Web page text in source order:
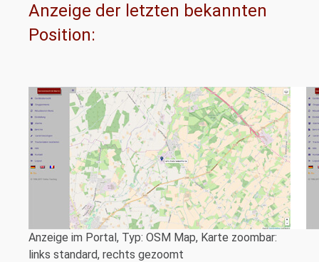
Anzeige der letzten bekannten
Position:
Anzeige im Portal, Typ: OSM Map, Karte zoombar:
links standard, rechts gezoomt